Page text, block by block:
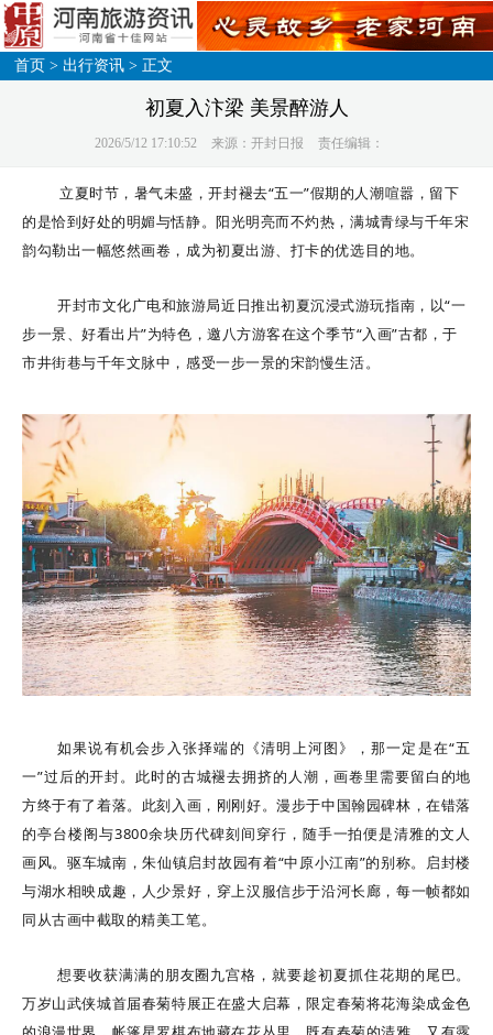
首页 >出行资讯 > 正文
初夏入汴梁 美景醉游人
2026/5/12 17:10:52 来源：开封日报 责任编辑：
立夏时节，暑气未盛，开封褪去“五一”假期的人潮喧嚣，留下
的是恰到好处的明媚与恬静。阳光明亮而不灼热，满城青绿与千年宋
韵勾勒出一幅悠然画卷，成为初夏出游、打卡的优选目的地。
开封市文化广电和旅游局近日推出初夏沉浸式游玩指南，以“一
步一景、好看出片”为特色，邀八方游客在这个季节“入画”古都，于
市井街巷与千年文脉中，感受一步一景的宋韵慢生活。
如果说有机会步入张择端的 《清明上河图》
，那一定是在“五
一”过后的开封。此时的古城褪去拥挤的人潮，画卷里需要留白的地
方终于有了着落。此刻入画，刚刚好。漫步于中国翰园碑林，在错落
的亭台楼阁与3800余块历代碑刻间穿行，随手一拍便是清雅的文人
画风。驱车城南，朱仙镇启封故园有着“中原小江南”的别称。启封楼
与湖水相映成趣，人少景好，穿上汉服信步于沿河长廊，每一帧都如
同从古画中截取的精美工笔。
想要收获满满的朋友圈九宫格，就要趁初夏抓住花期的尾巴。
万岁山武侠城首届春菊特展正在盛大启幕，限定春菊将花海染成金色